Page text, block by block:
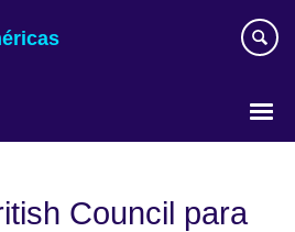
Council para